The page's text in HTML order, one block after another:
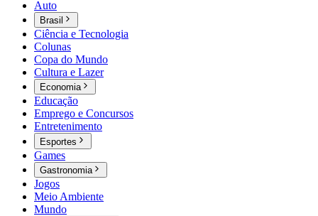
Auto
Brasil
Ciência e Tecnologia
Colunas
Copa do Mundo
Cultura e Lazer
Economia
Educação
Emprego e Concursos
Entretenimento
Esportes
Games
Gastronomia
Jogos
Meio Ambiente
Mundo